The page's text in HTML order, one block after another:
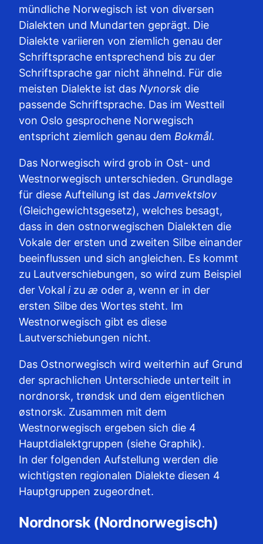
mündliche Norwegisch ist von diversen
Dialekten und Mundarten geprägt. Die
Dialekte variieren von ziemlich genau der
Schriftsprache entsprechend bis zu der
Schriftsprache gar nicht ähnelnd. Für die
meisten Dialekte ist das Nynorsk die
passende Schriftsprache. Das im Westteil
von Oslo gesprochene Norwegisch
entspricht ziemlich genau dem Bokmål.
Das Norwegisch wird grob in Ost- und
Westnorwegisch unterschieden. Grundlage
für diese Aufteilung ist das Jamvektslov
(Gleichgewichtsgesetz), welches besagt,
dass in den ostnorwegischen Dialekten die
Vokale der ersten und zweiten Silbe einander
beeinflussen und sich angleichen. Es kommt
zu Lautverschiebungen, so wird zum Beispiel
der Vokal izu æ oder a, wenn er in der
ersten Silbe des Wortes steht. Im
Westnorwegisch gibt es diese
Lautverschiebungen nicht.
Das Ostnorwegisch wird weiterhin auf Grund
der sprachlichen Unterschiede unterteilt in
nordnorsk, trøndsk und dem eigentlichen
østnorsk. Zusammen mit dem
Westnorwegisch ergeben sich die 4
Hauptdialektgruppen (siehe Graphik).
In der folgenden Aufstellung werden die
wichtigsten regionalen Dialekte diesen 4
Hauptgruppen zugeordnet.
Nordnorsk (Nordnorwegisch)